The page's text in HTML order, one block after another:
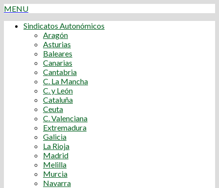
MENU
Sindicatos Autonómicos
Aragón
Asturias
Baleares
Canarias
Cantabria
C. La Mancha
C. y León
Cataluña
Ceuta
C. Valenciana
Extremadura
Galicia
La Rioja
Madrid
Melilla
Murcia
Navarra